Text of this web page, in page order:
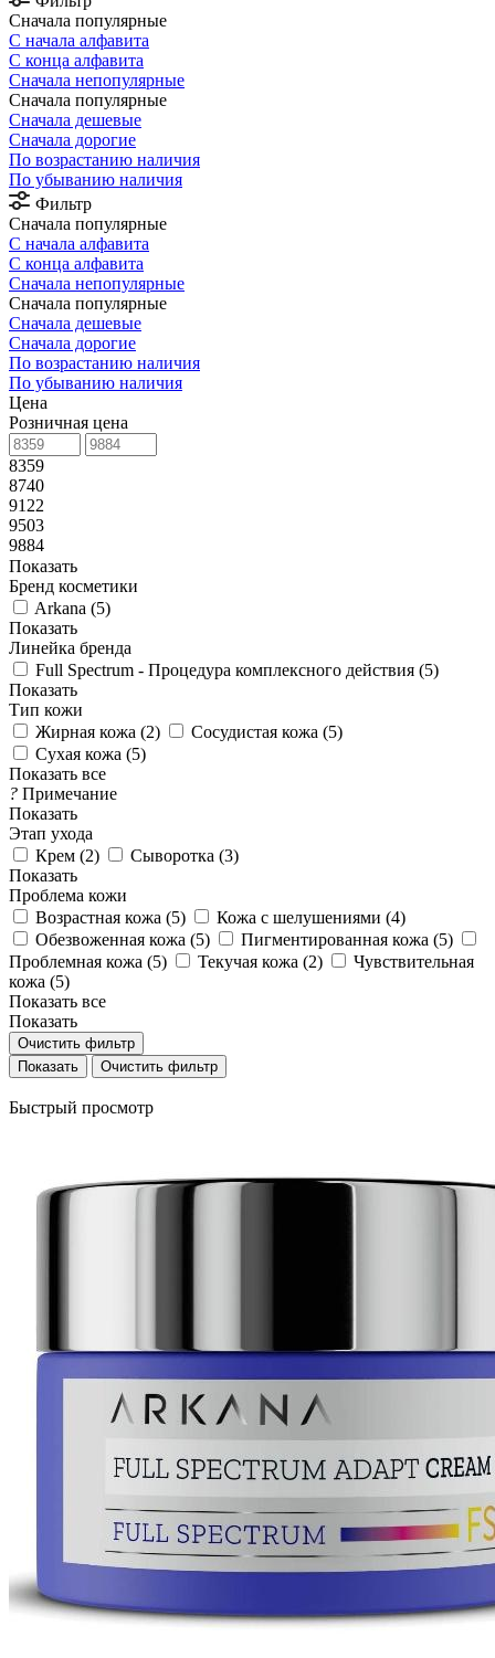
Сначала популярные
С начала алфавита
С конца алфавита
Сначала непопулярные
Сначала популярные
Сначала дешевые
Сначала дорогие
По возрастанию наличия
По убыванию наличия
Фильтр
Сначала популярные
С начала алфавита
С конца алфавита
Сначала непопулярные
Сначала популярные
Сначала дешевые
Сначала дорогие
По возрастанию наличия
По убыванию наличия
Цена
Розничная цена
8359
8740
9122
9503
9884
Показать
Бренд косметики
Arkana (5)
Показать
Линейка бренда
Full Spectrum - Процедура комплексного действия (5)
Показать
Тип кожи
Жирная кожа (2) Сосудистая кожа (5)
Сухая кожа (5)
Показать все
? Примечание
Показать
Этап ухода
Крем (2) Сыворотка (3)
Показать
Проблема кожи
Возрастная кожа (5) Кожа с шелушениями (4)
Обезвоженная кожа (5) Пигментированная кожа (5)
Проблемная кожа (5) Текучая кожа (2)
Чувствительная
кожа (5)
Показать все
Показать
Очистить фильтр
Очистить фильтр
Быстрый просмотр